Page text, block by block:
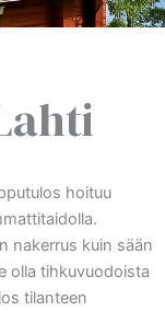
hoituu
nakerrus kuin sään
olla tihkuvuodoista
tilanteen